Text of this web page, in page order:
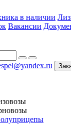
в наличии
Вакансии